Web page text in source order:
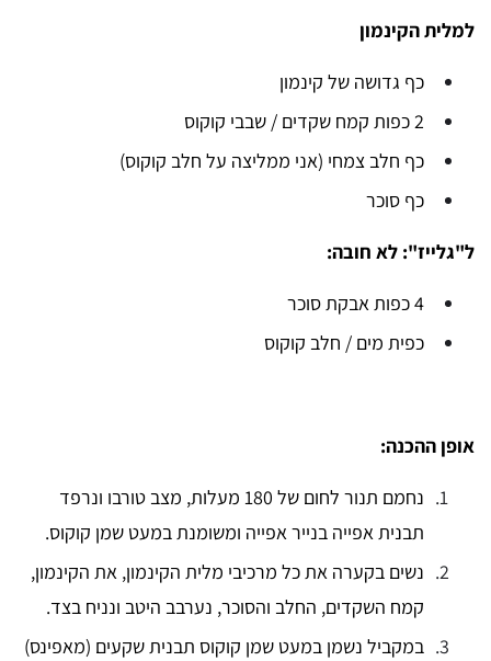
למלית הקינמון
כף גדושה של קינמון
2 כפות קמח שקדים / שבבי קוקוס
כף חלב צמחי (אני ממליצה על חלב קוקוס)
כף סוכר
ל"גלייז": לא חובה:
4 כפות אבקת סוכר
כפית מים / חלב קוקוס
אופן ההכנה:
נחמם תנור לחום של 180 מעלות, מצב טורבו ונרפד
תבנית אפייה בנייר אפייה ומשומנת במעט שמן קוקוס.
נשים בקערה את כל מרכיבי מלית הקינמון, את הקינמון,
קמח השקדים, החלב והסוכר, נערבב היטב ונניח בצד.
במקביל נשמן במעט שמן קוקוס תבנית שקעים (מאפינס)